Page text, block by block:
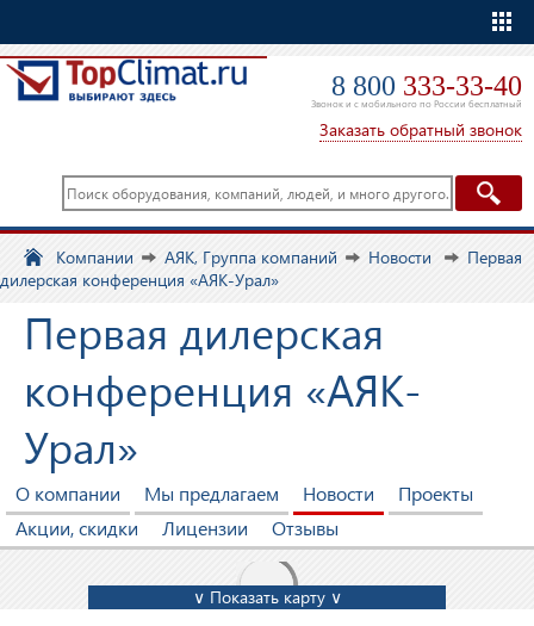
8 800 333-33-40
Звонок и с мобильного по России бесплатный
Заказать обратный звонок
Компании АЯК, Группа компаний Новости
Первая
дилерская конференция «АЯК-Урал»
Первая дилерская
конференция «АЯК-
Урал»
О компании Мы предлагаем Новости
Проекты
Акции, скидки
Лицензии Отзывы
∨ Показать карту ∨